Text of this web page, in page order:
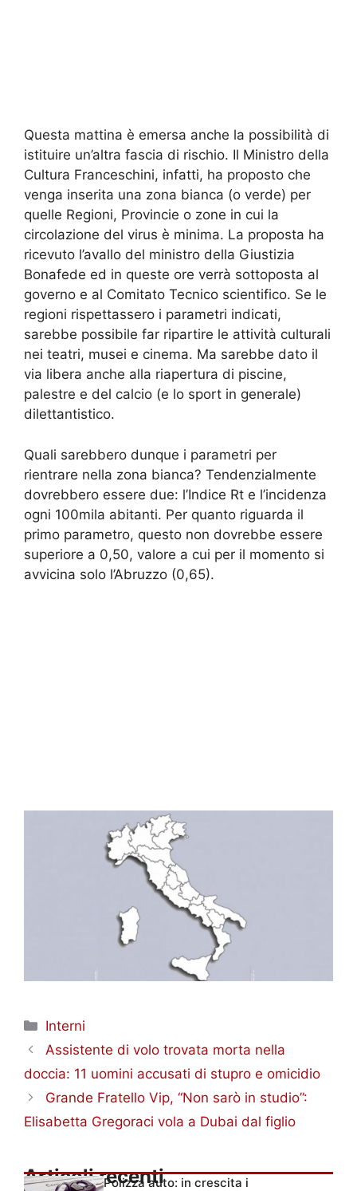
Questa mattina è emersa anche la possibilità di
istituire un’altra fascia di rischio. Il Ministro della
Cultura Franceschini, infatti, ha proposto che
venga inserita una zona bianca (o verde) per
quelle Regioni, Provincie o zone in cui la
circolazione del virus è minima. La proposta ha
ricevuto l’avallo del ministro della Giustizia
Bonafede ed in queste ore verrà sottoposta al
governo e al Comitato Tecnico scientifico. Se le
regioni rispettassero i parametri indicati,
sarebbe possibile far ripartire le attività culturali
nei teatri, musei e cinema. Ma sarebbe dato il
via libera anche alla riapertura di piscine,
palestre e del calcio (e lo sport in generale)
dilettantistico.
Quali sarebbero dunque i parametri per
rientrare nella zona bianca? Tendenzialmente
dovrebbero essere due: l’Indice Rt e l’incidenza
ogni 100mila abitanti. Per quanto riguarda il
primo parametro, questo non dovrebbe essere
superiore a 0,50, valore a cui per il momento si
avvicina solo l’Abruzzo (0,65).
Categorie
Interni
Assistente di volo trovata morta nella
doccia: 11 uomini accusati di stupro e omicidio
Grande Fratello Vip, “Non sarò in studio”:
Elisabetta Gregoraci vola a Dubai dal figlio
Articoli recentiPolizza auto: in crescita i